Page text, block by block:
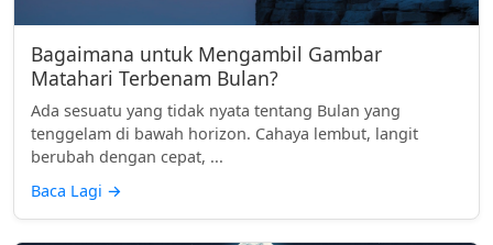
Bagaimana untuk Mengambil Gambar
Matahari Terbenam Bulan?
Ada sesuatu yang tidak nyata tentang Bulan yang
tenggelam di bawah horizon. Cahaya lembut, langit
berubah dengan cepat, ...
Baca Lagi →